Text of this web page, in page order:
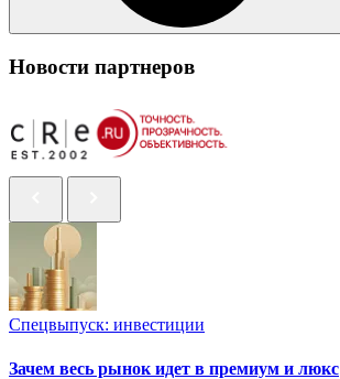
Новости партнеров
Спецвыпуск: инвестиции
Зачем весь рынок идет в премиум и люкс